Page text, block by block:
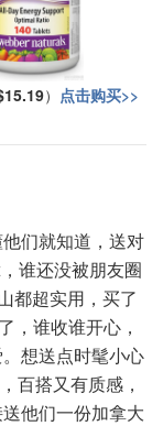
） 点击购买>>
们就知道，送对
谁还没被朋友圈
都超实用，买了
，谁收谁开心，
想送点时髦小心
百搭又有质感，
他们一份加拿大